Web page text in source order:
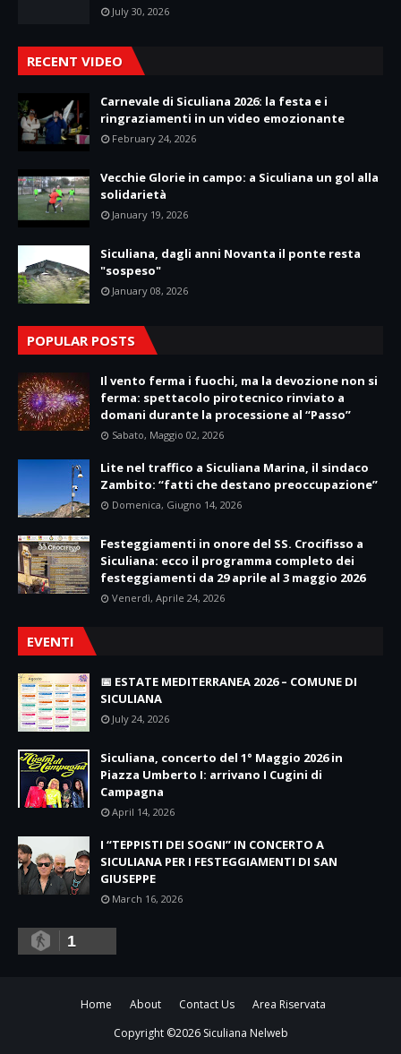
July 30, 2026
RECENT VIDEO
Carnevale di Siculiana 2026: la festa e i
ringraziamenti in un video emozionante
February 24, 2026
Vecchie Glorie in campo: a Siculiana un gol alla
solidarietà
January 19, 2026
Siculiana, dagli anni Novanta il ponte resta
"sospeso"
January 08, 2026
POPULAR POSTS
Il vento ferma i fuochi, ma la devozione non si
ferma: spettacolo pirotecnico rinviato a
domani durante la processione al “Passo”
Sabato, Maggio 02, 2026
Lite nel traffico a Siculiana Marina, il sindaco
Zambito: “fatti che destano preoccupazione”
Domenica, Giugno 14, 2026
Festeggiamenti in onore del SS. Crocifisso a
Siculiana: ecco il programma completo dei
festeggiamenti da 29 aprile al 3 maggio 2026
Venerdì, Aprile 24, 2026
EVENTI
📅 ESTATE MEDITERRANEA 2026 – COMUNE DI
SICULIANA
July 24, 2026
Siculiana, concerto del 1° Maggio 2026 in
Piazza Umberto I: arrivano I Cugini di
Campagna
April 14, 2026
I “TEPPISTI DEI SOGNI” IN CONCERTO A
SICULIANA PER I FESTEGGIAMENTI DI SAN
GIUSEPPE
March 16, 2026
1
Home About Contact Us
Area Riservata
Copyright ©2026 Siculiana Nelweb